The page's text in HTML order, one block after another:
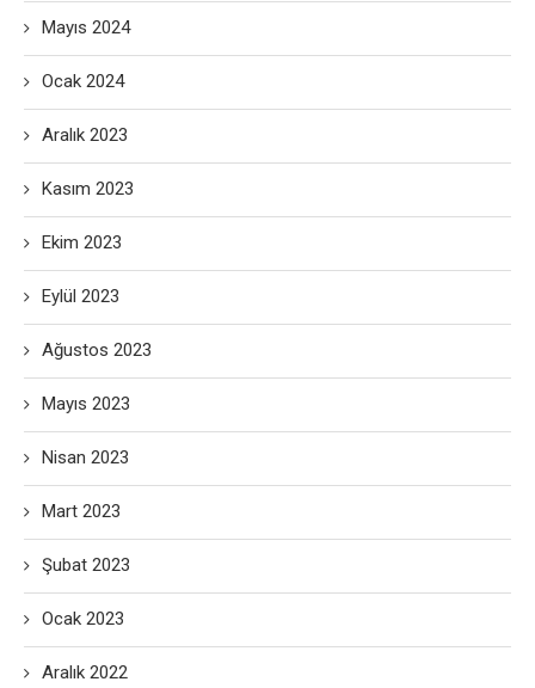
Mayıs 2024
Ocak 2024
Aralık 2023
Kasım 2023
Ekim 2023
Eylül 2023
Ağustos 2023
Mayıs 2023
Nisan 2023
Mart 2023
Şubat 2023
Ocak 2023
Aralık 2022